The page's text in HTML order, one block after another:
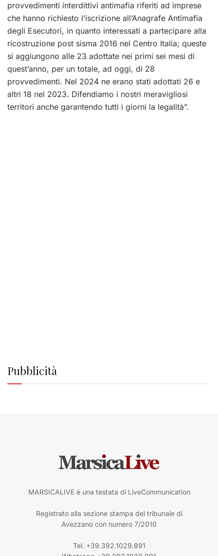
provvedimenti interdittivi antimafia riferiti ad imprese
che hanno richiesto l’iscrizione all’Anagrafe Antimafia
degli Esecutori, in quanto interessati a partecipare alla
ricostruzione post sisma 2016 nel Centro Italia; queste
si aggiungono alle 23 adottate nei primi sei mesi di
quest’anno, per un totale, ad oggi, di 28
provvedimenti. Nel 2024 ne erano stati adottati 26 e
altri 18 nel 2023. Difendiamo i nostri meravigliosi
territori anche garantendo tutti i giorni la legalità”.
Pubblicità
MARSICALIVE è una testata di LiveCommunication
Registrato alla sezione stampa del tribunale di
Avezzano con numero 7/2010
Tel. +39.392.1029.891